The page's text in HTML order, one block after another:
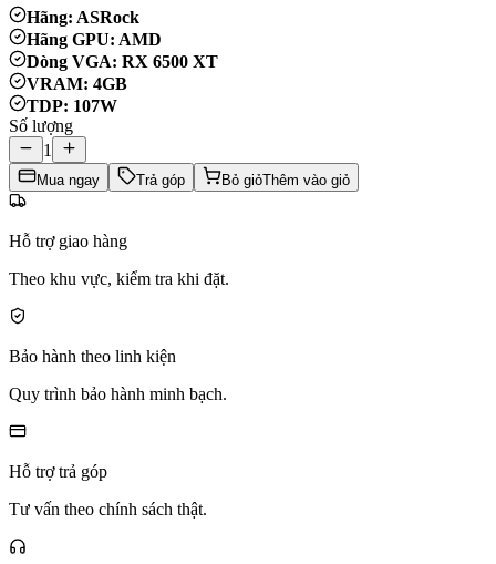
Hãng: ASRock
Hãng GPU: AMD
Dòng VGA: RX 6500 XT
VRAM: 4GB
TDP: 107W
Số lượng
1
Mua ngay Trả góp Bỏ giỏThêm vào giỏ
Hỗ trợ giao hàng
Theo khu vực, kiểm tra khi đặt.
Bảo hành theo linh kiện
Quy trình bảo hành minh bạch.
Hỗ trợ trả góp
Tư vấn theo chính sách thật.